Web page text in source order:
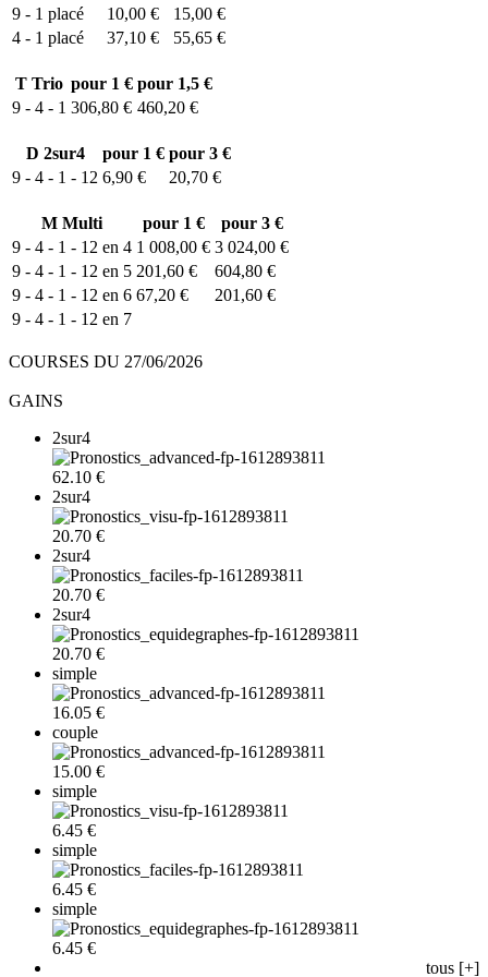
9 - 1 placé 10,00 €
15,00 €
4 - 1 placé 37,10 € 55,65 €
T Trio pour 1 € pour 1,5 €
9 - 4 - 1 306,80 € 460,20 €
D 2sur4 pour 1 € pour 3 €
9 - 4 - 1 - 12 6,90 € 20,70 €
M Multi pour 1 €
pour 3 €
9 - 4 - 1 - 12 en 4 1 008,00 € 3 024,00 €
9 - 4 - 1 - 12 en 5 201,60 €
604,80 €
9 - 4 - 1 - 12 en 6 67,20 €
201,60 €
9 - 4 - 1 - 12 en 7
COURSES DU 27/06/2026
GAINS
2sur4
62.10 €
2sur4
20.70 €
2sur4
20.70 €
2sur4
20.70 €
simple
16.05 €
couple
15.00 €
simple
6.45 €
simple
6.45 €
simple
6.45 €
tous [+]